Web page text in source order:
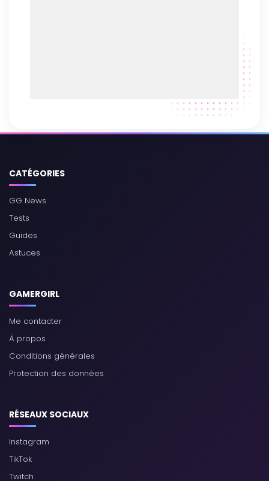
CATÉGORIES
GG News
Tests
Guides
Astuces
GAMERGIRL
Me contacter
À propos
Conditions générales
Protection des données
RÉSEAUX SOCIAUX
Instagram
TikTok
Twitch